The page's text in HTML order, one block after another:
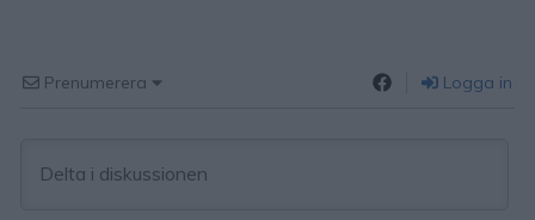
Prenumerera Logga in